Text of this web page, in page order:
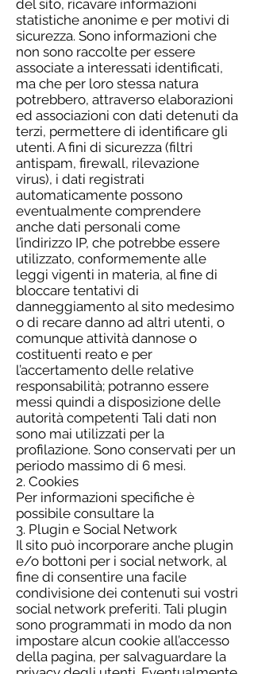
del sito, ricavare informazioni
statistiche anonime e per motivi di
sicurezza. Sono informazioni che
non sono raccolte per essere
associate a interessati identificati,
ma che per loro stessa natura
potrebbero, attraverso elaborazioni
ed associazioni con dati detenuti da
terzi, permettere di identificare gli
utenti. A fini di sicurezza (filtri
antispam, firewall, rilevazione
virus), i dati registrati
automaticamente possono
eventualmente comprendere
anche dati personali come
l’indirizzo IP, che potrebbe essere
utilizzato, conformemente alle
leggi vigenti in materia, al fine di
bloccare tentativi di
danneggiamento al sito medesimo
o di recare danno ad altri utenti, o
comunque attività dannose o
costituenti reato e per
l’accertamento delle relative
responsabilità; potranno essere
messi quindi a disposizione delle
autorità competenti Tali dati non
sono mai utilizzati per la
profilazione. Sono conservati per un
periodo massimo di 6 mesi.
2. Cookies
Per informazioni specifiche è
possibile consultare la
3. Plugin e Social Network
Il sito può incorporare anche plugin
e/o bottoni per i social network, al
fine di consentire una facile
condivisione dei contenuti sui vostri
social network preferiti. Tali plugin
sono programmati in modo da non
impostare alcun cookie all’accesso
della pagina, per salvaguardare la